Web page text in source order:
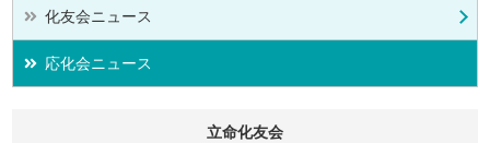
化友会ニュース
応化会ニュース
立命化友会